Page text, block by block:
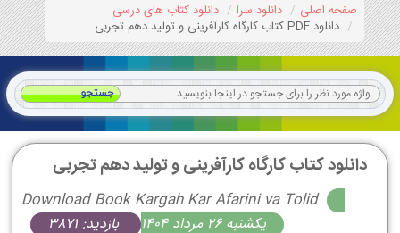
صفحه اصلی دانلود سرا
دانلود کتاب های درسی
دانلود PDF کتاب کارگاه کارآفرینی و تولید دهم تجربی
دانلود کتاب کارگاه کارآفرینی و تولید دهم تجربی
Download Book Kargah Kar Afarini va Tolid
يكشنبه 26 مرداد 1404
بازدید: 3871